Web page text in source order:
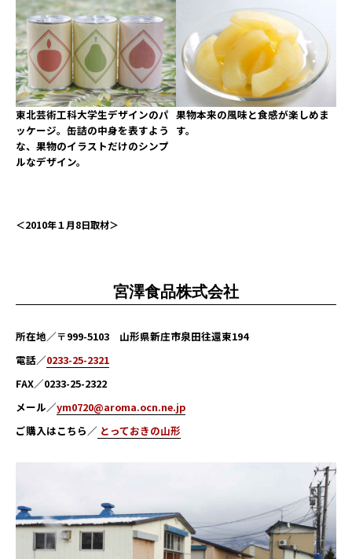
東北芸術工科大学生デザインのパ
ッケージ。缶詰の中身を表すよう
な、果物のイラストだけのシンプ
ルなデザイン。
果物本来の風味と食感が楽しめま
す。
＜2010年１月8日取材＞
宮澤食品株式会社
所在地／〒999-5103 山形県新庄市泉田往還東194
電話／0233-25-2321
FAX／0233-25-2322
メール／ym0720@aroma.ocn.ne.jp
ご購入はこちら／ とっておきの山形